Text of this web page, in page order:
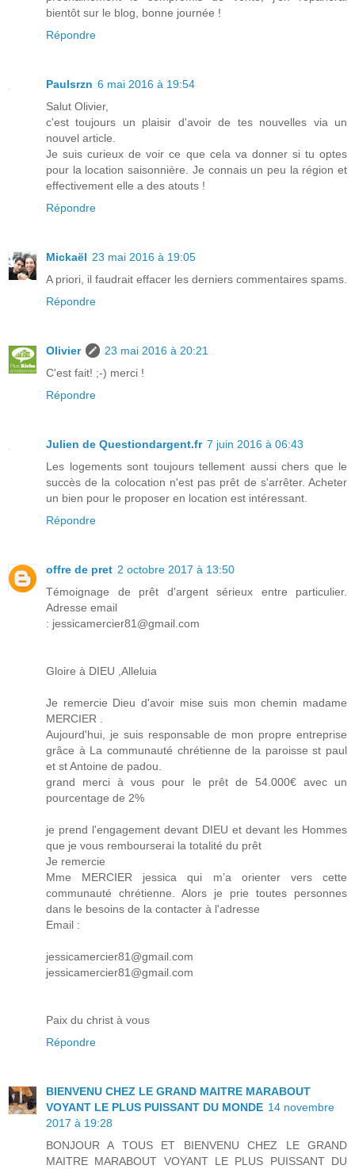
bientôt sur le blog, bonne journée !
Répondre
Paulsrzn 6 mai 2016 à 19:54
Salut Olivier,
c'est toujours un plaisir d'avoir de tes nouvelles via un
nouvel article.
Je suis curieux de voir ce que cela va donner si tu optes
pour la location saisonnière. Je connais un peu la région et
effectivement elle a des atouts !
Répondre
Mickaël 23 mai 2016 à 19:05
A priori, il faudrait effacer les derniers commentaires spams.
Répondre
Olivier
23 mai 2016 à 20:21
C'est fait! ;-) merci !
Répondre
Julien de Questiondargent.fr 7 juin 2016 à 06:43
Les logements sont toujours tellement aussi chers que le
succès de la colocation n'est pas prêt de s'arrêter. Acheter
un bien pour le proposer en location est intéressant.
Répondre
offre de pret 2 octobre 2017 à 13:50
Témoignage de prêt d'argent sérieux entre particulier.
Adresse email
: jessicamercier81@gmail.com
Gloire à DIEU ,Alleluia
Je remercie Dieu d'avoir mise suis mon chemin madame
MERCIER .
Aujourd'hui, je suis responsable de mon propre entreprise
grâce à La communauté chrétienne de la paroisse st paul
et st Antoine de padou.
grand merci à vous pour le prêt de 54.000€ avec un
pourcentage de 2%
je prend l'engagement devant DIEU et devant les Hommes
que je vous rembourserai la totalité du prêt
Je remercie
Mme MERCIER jessica qui m’a orienter vers cette
communauté chrétienne. Alors je prie toutes personnes
dans le besoins de la contacter à l'adresse
Email :
jessicamercier81@gmail.com
jessicamercier81@gmail.com
Paix du christ à vous
Répondre
BIENVENU CHEZ LE GRAND MAITRE MARABOUT
VOYANT LE PLUS PUISSANT DU MONDE 14 novembre
2017 à 19:28
BONJOUR A TOUS ET BIENVENU CHEZ LE GRAND
MAITRE MARABOUT VOYANT LE PLUS PUISSANT DU